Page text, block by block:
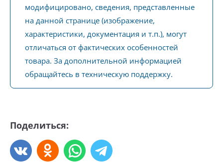
модифицировано, сведения, представленные
на данной странице (изображение,
характеристики, документация и т.п.), могут
отличаться от фактических особенностей
товара. За дополнительной информацией
обращайтесь в техническую поддержку.
Поделиться: